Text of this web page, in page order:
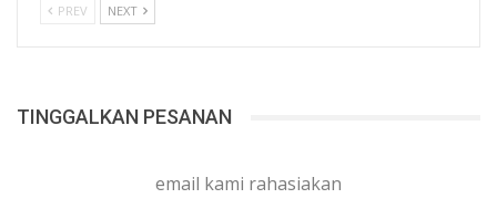
PREV NEXT
TINGGALKAN PESANAN
email kami rahasiakan